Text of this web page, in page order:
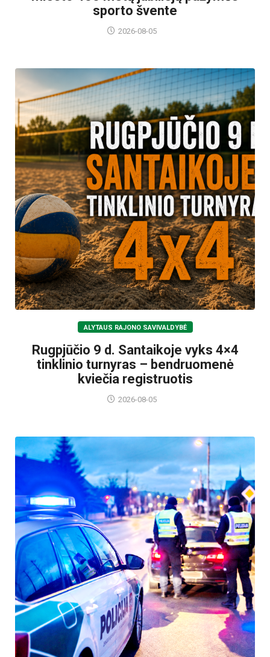
sporto švente
2026-08-05
ALYTAUS RAJONO SAVIVALDYBĖ
Rugpjūčio 9 d. Santaikoje vyks 4×4
tinklinio turnyras – bendruomenė
kviečia registruotis
2026-08-05